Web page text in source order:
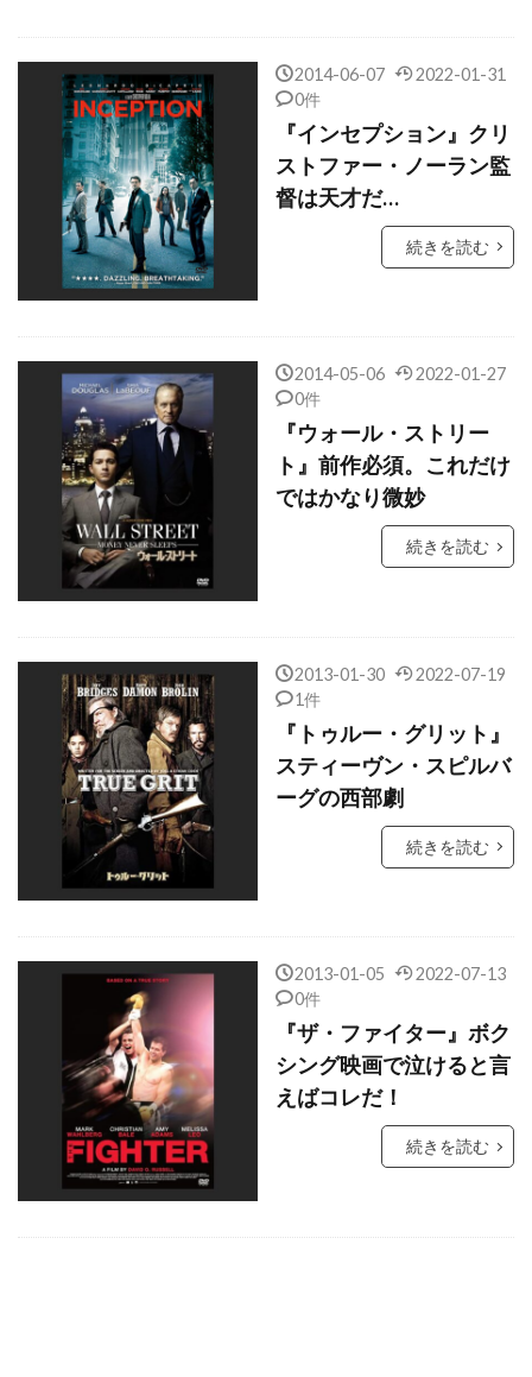
クォン・ヒョゴ
クシシュトフ・ペンデレツキ
クライヴ・オーウェン
クラウディア・シファー
クラウディオ・アルフォンシ
クラレンス・ギリヤード・Jr
クランツ刑事
クラーク・グレッグ
クラーク・デューク
クリスチャン・J・メオリ
クリスチャン・ハワード
クリスチャン・ベール
クリスティアン・アメリ
クリスティナ・カールヴィンド
クリスティン・スコット・トーマス
クリスティン・ヴェイコン
クリスティーン・バランスキー
クリステル・フルランド
クリステン・ウィグ
クリステン・スチュワート
クリストファー・B・ランドン
クリストファー・ウォーケン
クリストファー・エクルストン
クリストファー・セロン
クリストファー・テレフセン
クリストファー・ニコラス・スミス
クリストファー・ノーラン
クリストファー・バート
クリストファー・マイヤー
クリストファー・マッカリー
2014-06-07
2022-01-31
0件
『インセプション』クリ
ストファー・ノーラン監
督は天才だ…
続きを読む
2014-05-06
2022-01-27
0件
『ウォール・ストリー
ト』前作必須。これだけ
ではかなり微妙
続きを読む
2013-01-30
2022-07-19
1件
『トゥルー・グリット』
スティーヴン・スピルバ
ーグの西部劇
続きを読む
2013-01-05
2022-07-13
0件
『ザ・ファイター』ボク
シング映画で泣けると言
えばコレだ！
続きを読む